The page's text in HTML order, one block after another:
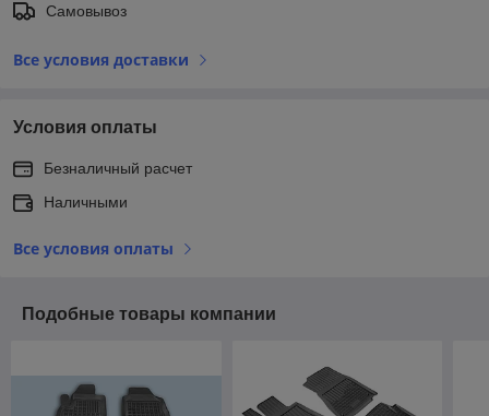
Самовывоз
Все условия доставки
Условия оплаты
Безналичный расчет
Наличными
Все условия оплаты
Подобные товары компании